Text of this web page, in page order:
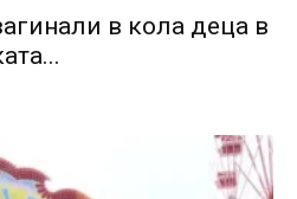
в кола деца в